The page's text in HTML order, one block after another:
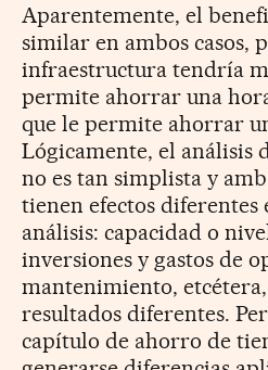
Aparentemente, el
similar en ambos casos,
infraestructura tendría
permite ahorrar una
que le permite ahorrar
Lógicamente, el análisis
no es tan simplista y
tienen efectos diferentes
análisis: capacidad o
inversiones y gastos de
mantenimiento,
resultados diferentes.
capítulo de ahorro de